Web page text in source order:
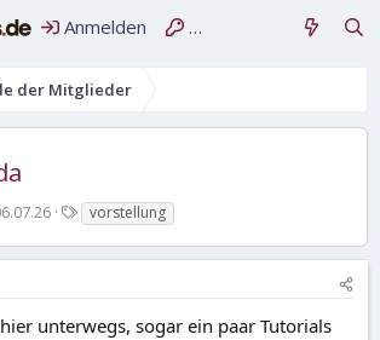
Anmelden Registrieren
der Mitglieder
S
c
h
a
g
vorstellung
unterwegs, sogar ein paar Tutorials